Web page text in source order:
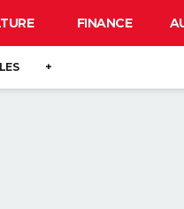
FINANCE
+